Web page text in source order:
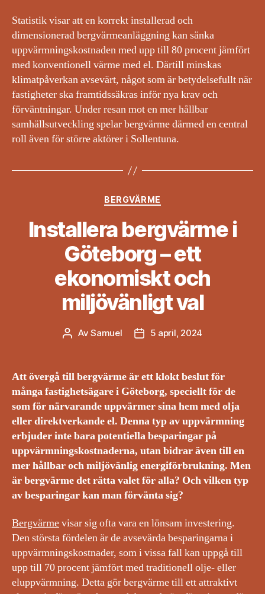
Statistik visar att en korrekt installerad och
dimensionerad bergvärmeanläggning kan sänka
uppvärmningskostnaden med upp till 80 procent jämfört
med konventionell värme med el. Därtill minskas
klimatpåverkan avsevärt, något som är betydelsefullt när
fastigheter ska framtidssäkras inför nya krav och
förväntningar. Under resan mot en mer hållbar
samhällsutveckling spelar bergvärme därmed en central
roll även för större aktörer i Sollentuna.
Kategorier
BERGVÄRME
Installera bergvärme i
Göteborg – ett
ekonomiskt och
miljövänligt val
Inläggsförfattare
AvSamuel Inläggsdatum
5 april, 2024
Att övergå till bergvärme är ett klokt beslut för
många fastighetsägare i Göteborg, speciellt för de
som för närvarande uppvärmer sina hem med olja
eller direktverkande el. Denna typ av uppvärmning
erbjuder inte bara potentiella besparingar på
uppvärmningskostnaderna, utan bidrar även till en
mer hållbar och miljövänlig energiförbrukning. Men
är bergvärme det rätta valet för alla? Och vilken typ
av besparingar kan man förvänta sig?
Bergvärmevisar sig ofta vara en lönsam investering.
Den största fördelen är de avsevärda besparingarna i
uppvärmningskostnader, som i vissa fall kan uppgå till
upp till 70 procent jämfört med traditionell olje- eller
eluppvärmning. Detta gör bergvärme till ett attraktivt